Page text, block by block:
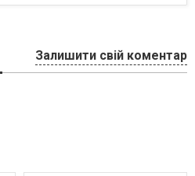
Залишити свій коментар